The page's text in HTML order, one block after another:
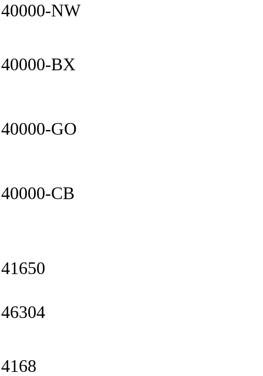
40000-NW
40000-BX
40000-GO
40000-CB
41650
46304
4168